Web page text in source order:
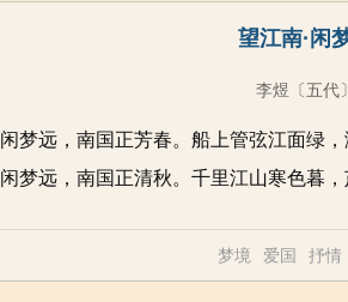
望江南·闲
李煜 〔五代〕
闲梦远，南国正芳春。船上管弦江面绿
闲梦远，南国正清秋。千里江山寒色暮
梦境 爱国 抒情